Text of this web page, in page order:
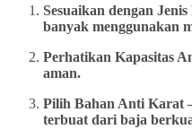
Sesuaikan dengan
banyak menggunakan
Perhatikan Kapasitas
aman.
Pilih Bahan Anti Karat
terbuat dari baja